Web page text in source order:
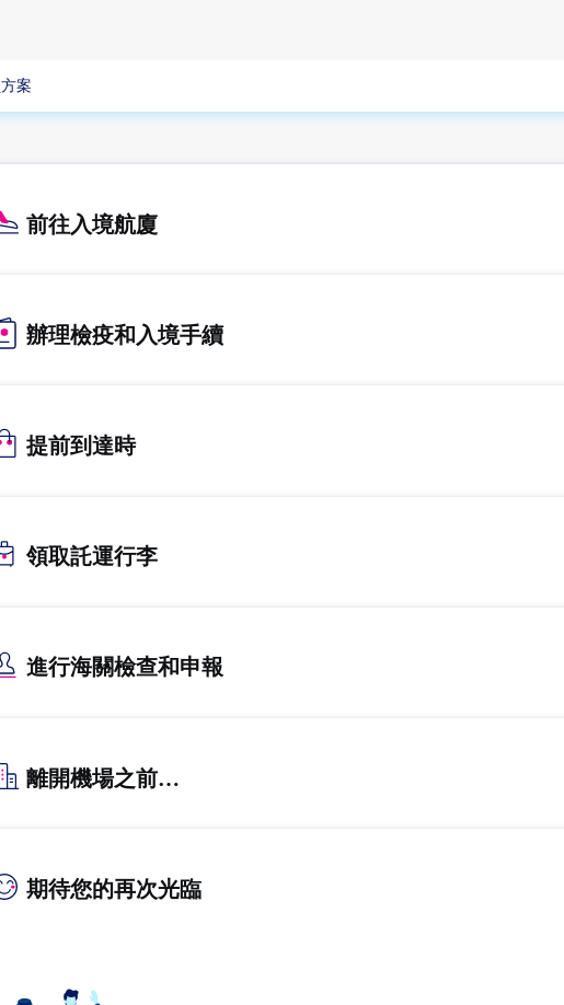
案
前往入境航廈
辦理檢疫和入境手續
提前到達時
領取託運行李
進行海關檢查和申報
離開機場之前…
期待您的再次光臨